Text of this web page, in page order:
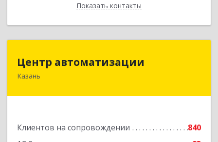
Показать контакты
Назад
Центр автоматизации
Казань
Клиентов на сопровождении
840
420133, Татарстан Респ, Казань г, Ямашева пр-